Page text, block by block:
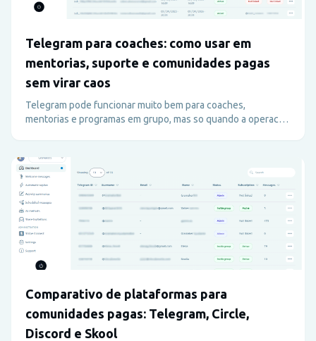
Telegram para coaches: como usar em
mentorias, suporte e comunidades pagas
sem virar caos
Telegram pode funcionar muito bem para coaches,
mentorias e programas em grupo, mas so quando a operacao
sobrecarga administrativa.
Comparativo de plataformas para
comunidades pagas: Telegram, Circle,
Discord e Skool